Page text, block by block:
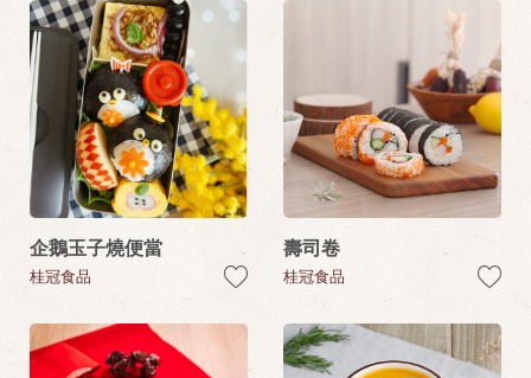
企鵝玉子燒便當
桂冠食品
壽司卷
桂冠食品